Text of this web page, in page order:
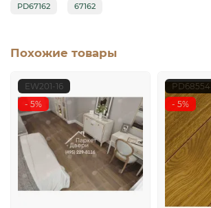
PD67162 67162
Похожие товары
EW201-16
- 5%
PD68554
- 5%